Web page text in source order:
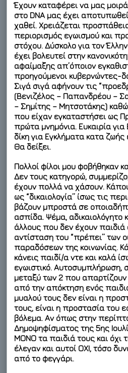
Έχουν καταφέρει να μας
στο DNA μας έχει
χαθεί. Χρειάζεται
περιορισμός εγωισμού και
στόχου. Δύσκολο για τον
έχει βολευτεί στην
αφαίμαξης απ’όποιον
προηγούμενοι κυβερνώντες-
Σιγά σιγά αφήνουν τις
(Βενιζέλος – Παπανδρέου –
– Σημίτης – Μητσοτάκης)
που είχαν εγκαταστήσει ως
πρώτα μνημόνια. Ευκαιρία για
δίκη για Εγκλήματα κατα ζωής
Θα δείξει.
Πολλοί φίλοι μου φοβήθηκαν
Δεν τους κατηγορώ,
έχουν πολλά να χάσουν.
ως “δικαιολογία” ίσως τις
βάζουν μπροστά σε
ασπίδα. Ψέμα, αδικαιολόγητο
άλλους που δεν έχουν
αντίσταση του “πρέπει” των
παραδόσεων της κοινωνίας.
κάνεις παιδί/α ντε και καλά
εγωιστικό. Αυτοσυμπλήρωση,
μεταξύ των 2 που απαρτίζουν
από την απόκτηση ενός
μυαλού τους δεν είναι η
τους, είναι η προστασία του
βόλεμα. Αν όπως στην
Δημοψηφίσματος της5ης
ΜΟΝΟ τα παιδιά τους και όχι
έλεγαν και αυτοί ΟΧΙ, τόσο
από το φεγγάρι.